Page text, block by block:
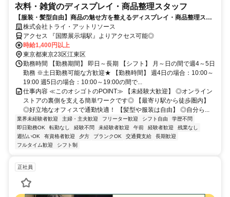
衣料・雑貨のディスプレイ・商品整理スタッフ
【服装・髪型自由】商品の魅せ方を整えるディスプレイ・商品整理スタ
ッフ募集！時給1,400円＋交通費支給
株式会社トライ・アットリソース
アクセス 『国際展示場駅』よりアクセス可能◎
時給1,400円以上
東京都東京23区江東区
勤務時間 【勤務期間】 即日～長期 【シフト】 月～日の間で週4～5日
勤務 ※土日勤務可能な方歓迎★ 【勤務時間】 週4日の場合：10:00～
19:00 週5日の場合：10:00～19:00の間で...
仕事内容 ≪このオシゴトのPOINT≫ 【未経験大歓迎】 ◎オンライン
ストアの裏側を支える簡単ワークです◎ 【最寄り駅から徒歩圏内】
◎好立地なオフィスで通勤快適！ 【髪型や服装は自由】 ◎自分ら...
業界未経験者歓迎 主婦・主夫歓迎 フリーター歓迎 シフト自由
学歴不問
即日勤務OK
転勤なし 経験不問 未経験者歓迎 午前 経験者歓迎
残業なし
週払いOK
有資格者歓迎 夕方 ブランクOK 交通費支給
長期歓迎
フルタイム歓迎
シフト制
正社員